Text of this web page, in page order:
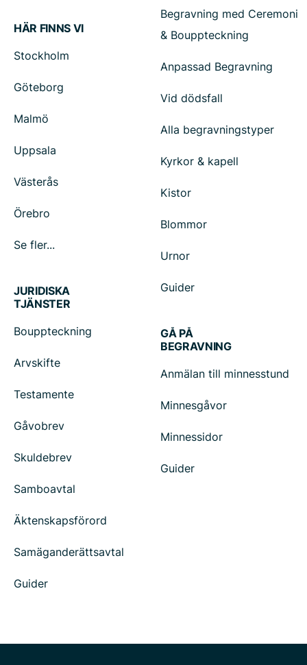
HÄR FINNS VI
Stockholm
Göteborg
Malmö
Uppsala
Västerås
Örebro
Se fler...
Begravning med Ceremoni
& Bouppteckning
Anpassad Begravning
Vid dödsfall
Alla begravningstyper
Kyrkor & kapell
Kistor
Blommor
Urnor
Guider
JURIDISKA
TJÄNSTER
Bouppteckning
Arvskifte
Testamente
Gåvobrev
Skuldebrev
Samboavtal
Äktenskapsförord
Samäganderättsavtal
Guider
GÅ PÅ
BEGRAVNING
Anmälan till minnesstund
Minnesgåvor
Minnessidor
Guider